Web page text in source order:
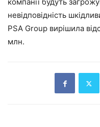
невідповідність
PSA Group вирішила
млн.